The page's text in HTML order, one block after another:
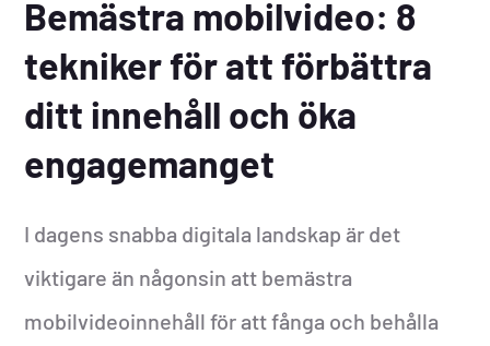
Bemästra mobilvideo: 8
tekniker för att förbättra
ditt innehåll och öka
engagemanget
I dagens snabba digitala landskap är det
viktigare än någonsin att bemästra
mobilvideoinnehåll för att fånga och behålla